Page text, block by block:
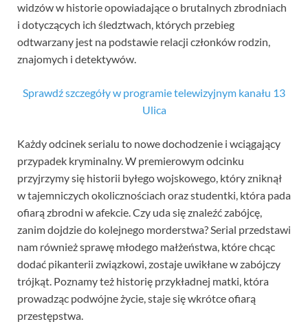
widzów w historie opowiadające o brutalnych zbrodniach
i dotyczących ich śledztwach, których przebieg
odtwarzany jest na podstawie relacji członków rodzin,
znajomych i detektywów.
Sprawdź szczegóły w programie telewizyjnym kanału 13
Ulica
Każdy odcinek serialu to nowe dochodzenie i wciągający
przypadek kryminalny. W premierowym odcinku
przyjrzymy się historii byłego wojskowego, który zniknął
w tajemniczych okolicznościach oraz studentki, która pada
ofiarą zbrodni w afekcie. Czy uda się znaleźć zabójcę,
zanim dojdzie do kolejnego morderstwa? Serial przedstawi
nam również sprawę młodego małżeństwa, które chcąc
dodać pikanterii związkowi, zostaje uwikłane w zabójczy
trójkąt. Poznamy też historię przykładnej matki, która
prowadząc podwójne życie, staje się wkrótce ofiarą
przestępstwa.